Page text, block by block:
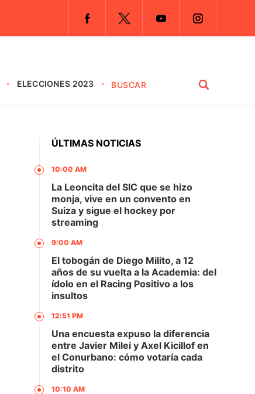
ELECCIONES 2023
ÚLTIMAS NOTICIAS
10:00 AM
La Leoncita del SIC que se hizo
monja, vive en un convento en
Suiza y sigue el hockey por
streaming
9:00 AM
El tobogán de Diego Milito, a 12
años de su vuelta a la Academia: del
ídolo en el Racing Positivo a los
insultos
12:51 PM
Una encuesta expuso la diferencia
entre Javier Milei y Axel Kicillof en
el Conurbano: cómo votaría cada
distrito
10:10 AM